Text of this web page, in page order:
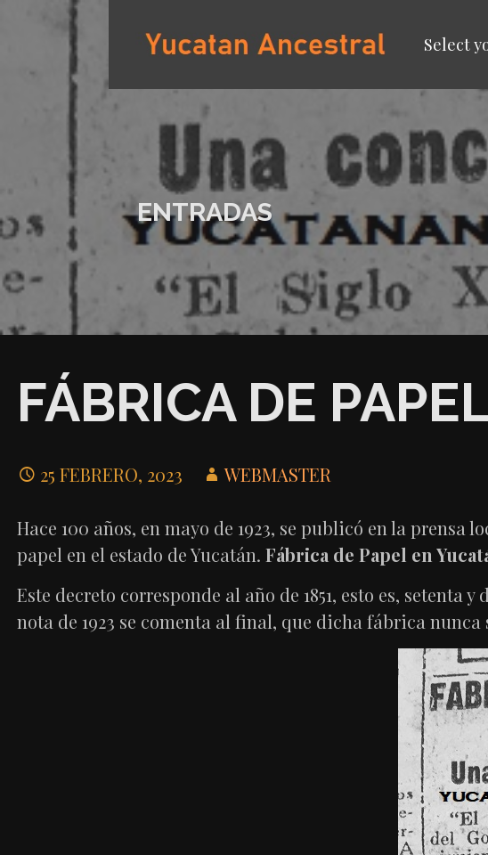
YUCATAN ANCESTRAL
Select
ENTRADAS
FÁBRICA DE
25 FEBRERO, 2023 WEBMASTER
Hace 100 años, en mayo de 1923, se publicó en la
papel en el estado de Yucatán. Fábrica de Papel en
Este decreto corresponde al año de 1851, esto es,
nota de 1923 se comenta al final, que dicha fábrica